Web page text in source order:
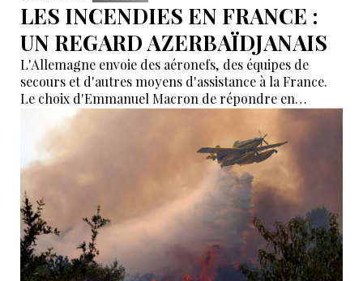
LES INCENDIES EN FRANCE :
UN REGARD AZERBAÏDJANAIS
L'Allemagne envoie des aéronefs, des équipes de
secours et d'autres moyens d'assistance à la France.
Le choix d'Emmanuel Macron de répondre en
allemand a eu une portée symbolique.